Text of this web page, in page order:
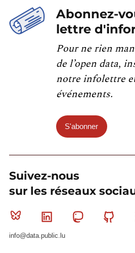
Abonnez-
lettre
Pour ne rien
de l’open data,
notre infolettre
événements.
S'abonner
Suivez-nous
sur les réseaux
Bluesky Linkedin Mastodon
info@data.public.lu